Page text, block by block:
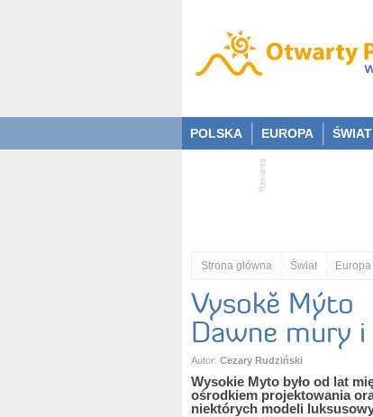
POLSKA EUROPA ŚWIAT
Strona główna Świat Europa
Vysokě Mýto
Dawne mury
Autor: Cezary Rudziński
Wysokie Myto było od lat
ośrodkiem projektowania
niektórych modeli